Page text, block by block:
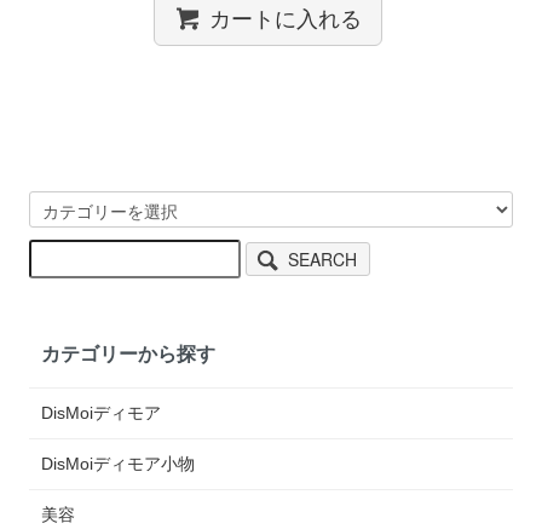
カートに入れる
SEARCH
カテゴリーから探す
DisMoiディモア
DisMoiディモア小物
美容